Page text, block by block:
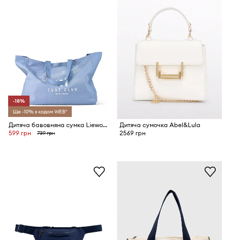
-18%
Ще -10% з кодом WEB*
Дитяча бавовняна сумка Liewood Maxi Totebag
599 грн
739 грн
Дитяча сумочка Abel&Lula
2569 грн